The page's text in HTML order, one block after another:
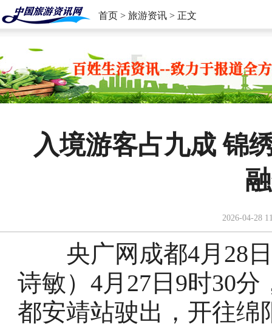
首页 > 旅游资讯 > 正文
入境游客占九成 锦
2026-04-28
央广网成都4月28日
诗敏）4月27日9时30
都安靖站驶出，开往绵